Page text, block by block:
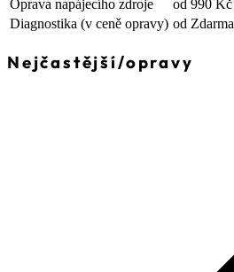
Oprava napájecího zdroje
od 990 Kč
Diagnostika (v ceně opravy) od Zdarma
Nejčastější/opravy